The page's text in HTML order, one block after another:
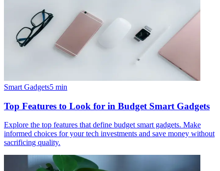
Smart Gadgets5 min
Top Features to Look for in Budget Smart Gadgets
Explore the top features that define budget smart gadgets. Make
informed choices for your tech investments and save money without
sacrificing quality.